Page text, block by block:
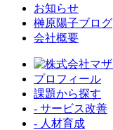
お知らせ
榊原陽子ブログ
会社概要
プロフィール
課題から探す
- サービス改善
- 人材育成